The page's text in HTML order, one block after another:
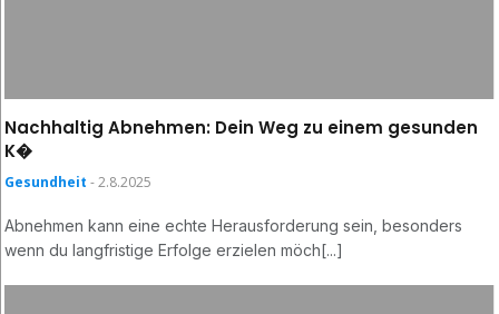
Nachhaltig Abnehmen: Dein Weg zu einem gesunden
K�
Gesundheit - 2.8.2025
Abnehmen kann eine echte Herausforderung sein, besonders
wenn du langfristige Erfolge erzielen möch[...]